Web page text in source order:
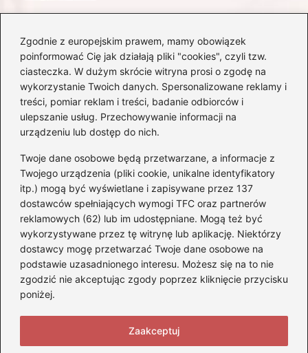
Zgodnie z europejskim prawem, mamy obowiązek
poinformować Cię jak działają pliki "cookies", czyli tzw.
ciasteczka. W dużym skrócie witryna prosi o zgodę na
wykorzystanie Twoich danych. Spersonalizowane reklamy i
treści, pomiar reklam i treści, badanie odbiorców i
ulepszanie usług. Przechowywanie informacji na
urządzeniu lub dostęp do nich.
Twoje dane osobowe będą przetwarzane, a informacje z
Twojego urządzenia (pliki cookie, unikalne identyfikatory
itp.) mogą być wyświetlane i zapisywane przez 137
dostawców spełniających wymogi TFC oraz partnerów
reklamowych (62) lub im udostępniane. Mogą też być
wykorzystywane przez tę witrynę lub aplikację. Niektórzy
dostawcy mogę przetwarzać Twoje dane osobowe na
podstawie uzasadnionego interesu. Możesz się na to nie
zgodzić nie akceptując zgody poprzez kliknięcie przycisku
poniżej.
Zaakceptuj
Czy Jarosław Kaczyński
posiada prawo jazdy? Oto
prawda, którą warto znać!
Kategorie
Akumulatory(71)
Benzyna i Diesel(68)
Motocykle(47)
Opony(77)
Prawo jazdy(75)
Samochody(275)
Silniki(83)